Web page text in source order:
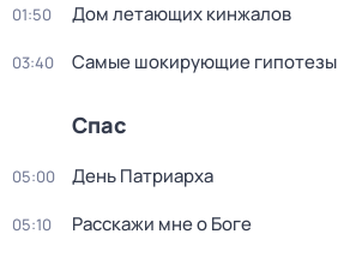
01:50 Дом летающих кинжалов
03:40 Самые шoкиpующие гипотезы
Спас
05:00 День Патриарха
05:10 Расскажи мне о Боге